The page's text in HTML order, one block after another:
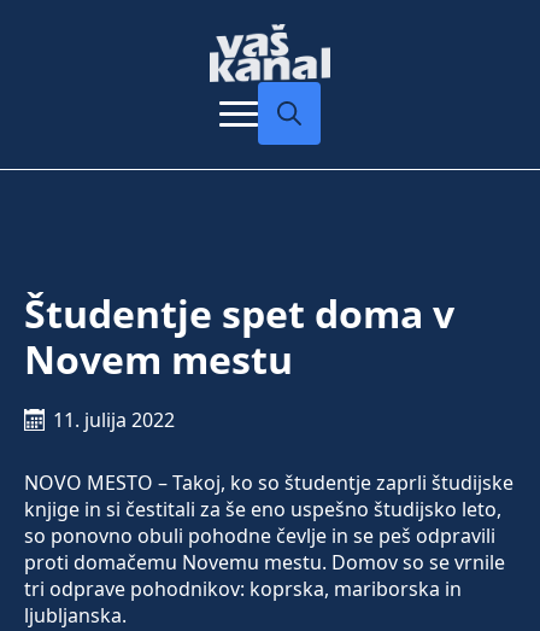
Študentje spet doma v
Novem mestu
11. julija 2022
NOVO MESTO – Takoj, ko so študentje zaprli študijske
knjige in si čestitali za še eno uspešno študijsko leto,
so ponovno obuli pohodne čevlje in se peš odpravili
proti domačemu Novemu mestu. Domov so se vrnile
tri odprave pohodnikov: koprska, mariborska in
ljubljanska.